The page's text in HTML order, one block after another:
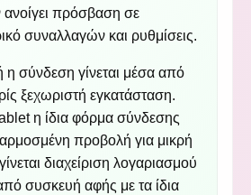
ανοίγει πρόσβαση σε
συναλλαγών και ρυθμίσεις.
σύνδεση γίνεται μέσα από
ξεχωριστή εγκατάσταση.
η ίδια φόρμα σύνδεσης
προβολή για μικρή
διαχείριση λογαριασμού
συσκευή αφής με τα ίδια